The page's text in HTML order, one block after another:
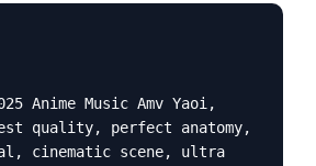
Anime Music Amv Yaoi,
quality, perfect anatomy,
cinematic scene, ultra